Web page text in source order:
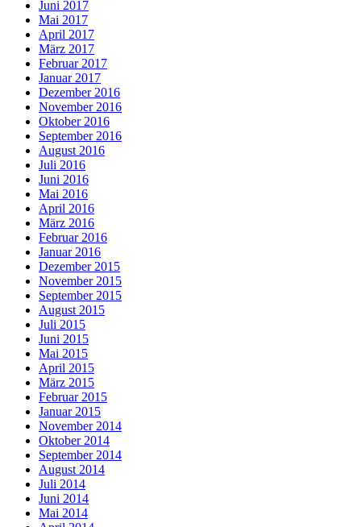
Juni 2017
Mai 2017
April 2017
März 2017
Februar 2017
Januar 2017
Dezember 2016
November 2016
Oktober 2016
September 2016
August 2016
Juli 2016
Juni 2016
Mai 2016
April 2016
März 2016
Februar 2016
Januar 2016
Dezember 2015
November 2015
September 2015
August 2015
Juli 2015
Juni 2015
Mai 2015
April 2015
März 2015
Februar 2015
Januar 2015
November 2014
Oktober 2014
September 2014
August 2014
Juli 2014
Juni 2014
Mai 2014